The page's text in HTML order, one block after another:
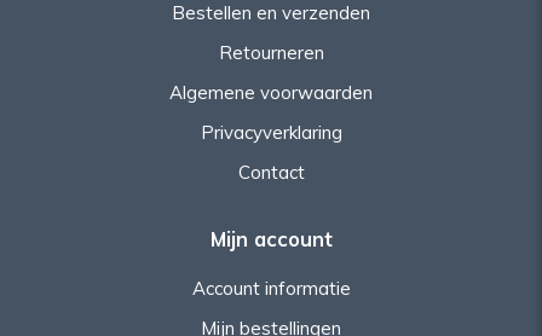
Bestellen en verzenden
Retourneren
Algemene voorwaarden
Privacyverklaring
Contact
Mijn account
Account informatie
Mijn bestellingen